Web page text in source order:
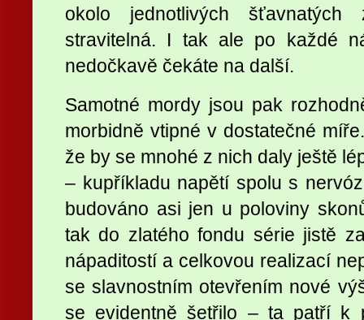
okolo jednotlivých
stravitelná. I tak ale po každé
nedočkavě čekáte na další.
Samotné mordy jsou pak
morbidně vtipné v dostatečné
že by se mnohé z nich daly ještě
– kupříkladu napětí spolu s
budováno asi jen u poloviny
tak do zlatého fondu série jistě
nápaditostí a celkovou realizací
se slavnostním otevřením nové
se evidentně šetřilo – ta patří k